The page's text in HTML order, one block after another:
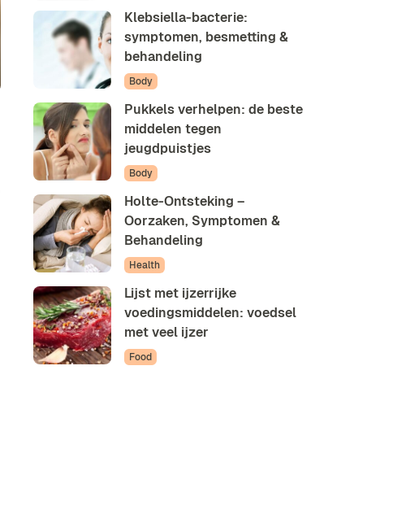
Klebsiella-bacterie:
symptomen, besmetting &
behandeling
Body
Pukkels verhelpen: de beste
middelen tegen
jeugdpuistjes
Body
Holte-Ontsteking –
Oorzaken, Symptomen &
Behandeling
Health
Lijst met ijzerrijke
voedingsmiddelen: voedsel
met veel ijzer
Food